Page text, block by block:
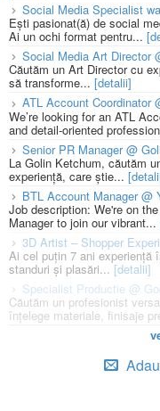
Social Media Specialist
Ești pasionat(ă) de social
Ai un ochi format pentru...
Social Media Art Director
Căutăm un Art Director cu
să transforme... [detalii]
ATL Account Coordinator
We’re looking for an ATL
and detail-oriented
Senior PR Manager @
La Golin Ketchum, căutăm
experiență, care știe...
BTL Account Manager @
Job description: We're on
Manager to join our vibrant...
3D Artist – Shopper
Ai cel puțin 7 ani experiență
standuri și plasări...[detalii]
Specialist Productie @
Căutăm un profesionist
înțelege materiale, finisaje